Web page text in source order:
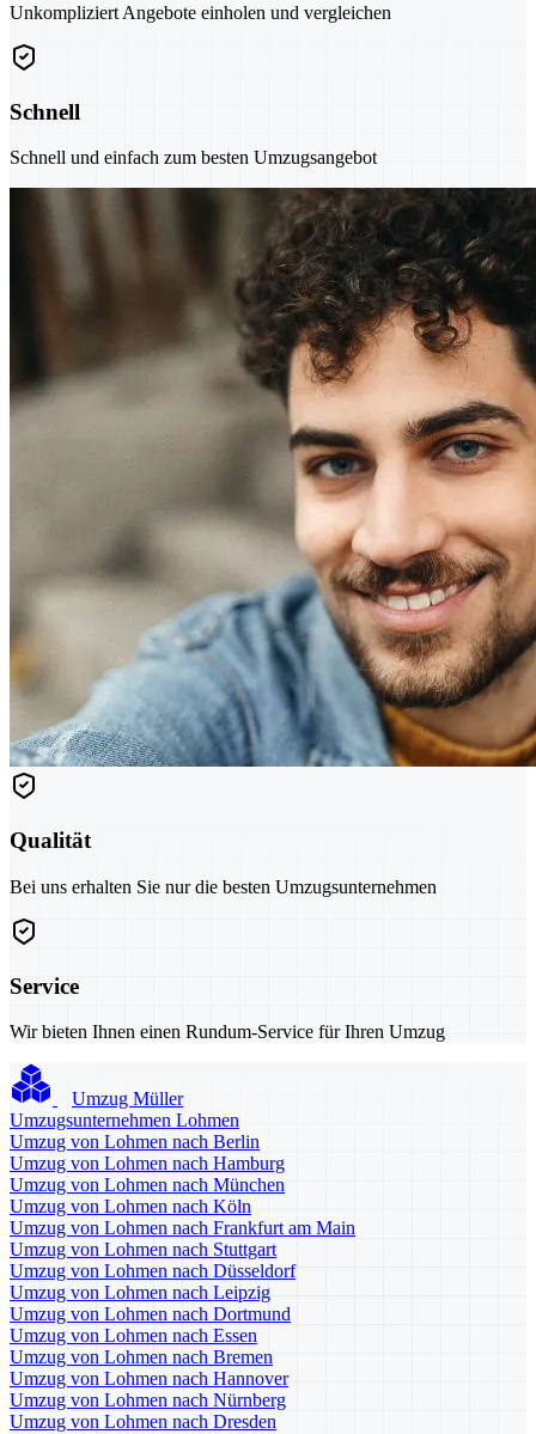
Unkompliziert Angebote einholen und vergleichen
Schnell
Schnell und einfach zum besten Umzugsangebot
Qualität
Bei uns erhalten Sie nur die besten Umzugsunternehmen
Service
Wir bieten Ihnen einen Rundum-Service für Ihren Umzug
Umzug Müller
Umzugsunternehmen Lohmen
Umzug von Lohmen nach Berlin
Umzug von Lohmen nach Hamburg
Umzug von Lohmen nach München
Umzug von Lohmen nach Köln
Umzug von Lohmen nach Frankfurt am Main
Umzug von Lohmen nach Stuttgart
Umzug von Lohmen nach Düsseldorf
Umzug von Lohmen nach Leipzig
Umzug von Lohmen nach Dortmund
Umzug von Lohmen nach Essen
Umzug von Lohmen nach Bremen
Umzug von Lohmen nach Hannover
Umzug von Lohmen nach Nürnberg
Umzug von Lohmen nach Dresden